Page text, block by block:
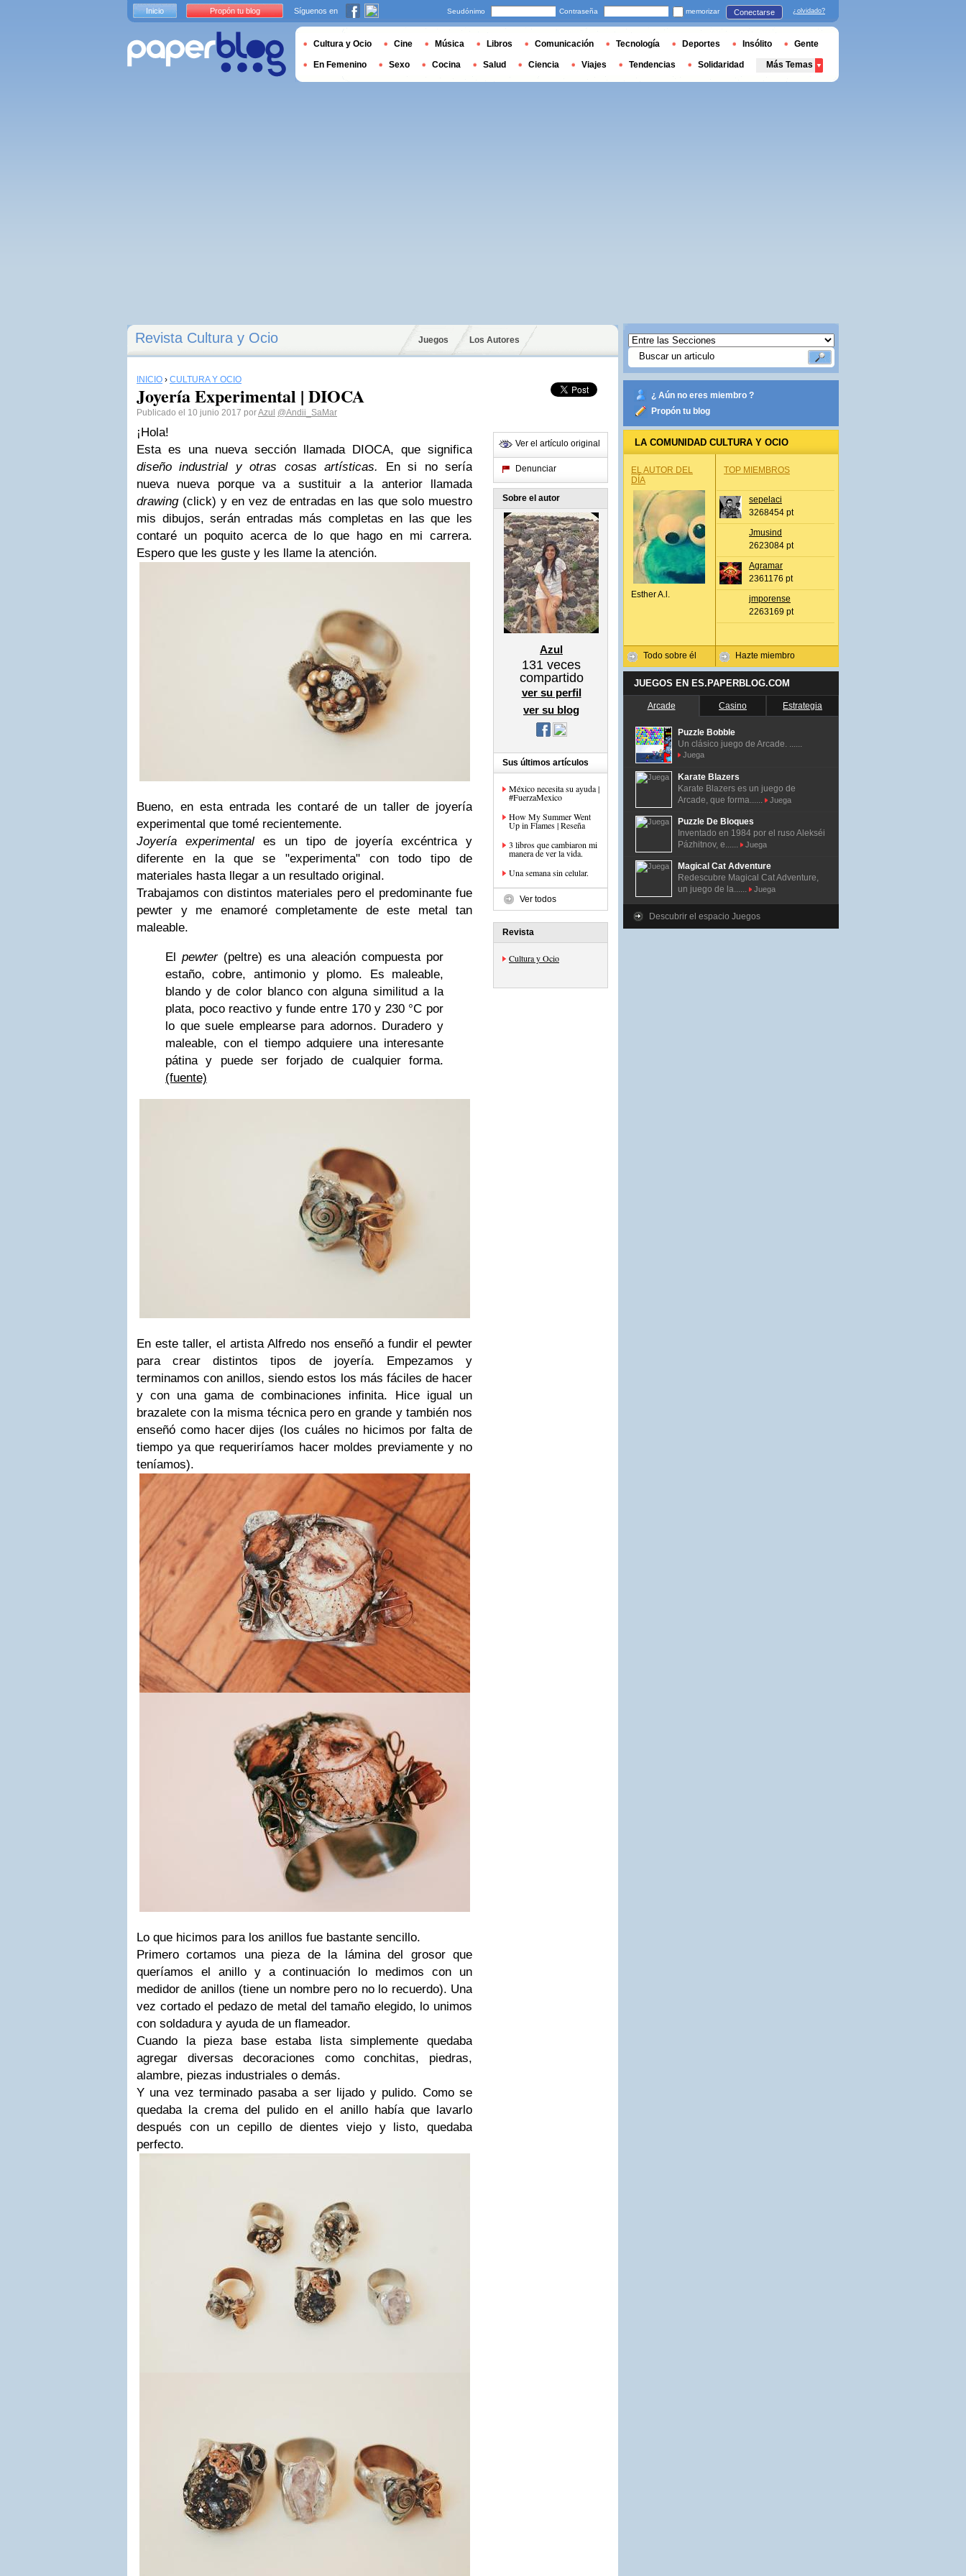
Revista Cultura y Ocio Juegos Los Autores
INICIO › CULTURA Y OCIO
Joyería Experimental | DIOCA
Publicado el 10 junio 2017 porAzul @Andii_SaMar
¡Hola!
Esta es una nueva sección llamada DIOCA, que significa
diseño industrial y otras cosas artísticas.
En si no sería
nueva nueva porque va a sustituir a la anterior llamada
drawing(click) y en vez de entradas en las que solo muestro
mis dibujos, serán entradas más completas en las que les
contaré un poquito acerca de lo que hago en mi carrera.
Espero que les guste y les llame la atención.
Bueno, en esta entrada les contaré de un taller de joyería
experimental que tomé recientemente.
Joyería experimental es un tipo de joyería excéntrica y
diferente en la que se "experimenta" con todo tipo de
materiales hasta llegar a un resultado original.
Trabajamos con distintos materiales pero el predominante fue
pewter y me enamoré completamente de este metal tan
maleable.
El pewter(peltre) es una aleación compuesta por
estaño, cobre, antimonio y plomo. Es maleable,
blando y de color blanco con alguna similitud a la
plata, poco reactivo y funde entre 170 y 230 °C por
lo que suele emplearse para adornos. Duradero y
maleable, con el tiempo adquiere una interesante
pátina y puede ser forjado de cualquier forma.
(fuente)
En este taller, el artista Alfredo nos enseñó a fundir el pewter
para crear distintos tipos de joyería. Empezamos y
terminamos con anillos, siendo estos los más fáciles de hacer
y con una gama de combinaciones infinita. Hice igual un
brazalete con la misma técnica pero en grande y también nos
enseñó como hacer dijes (los cuáles no hicimos por falta de
tiempo ya que requeriríamos hacer moldes previamente y no
teníamos).
Lo que hicimos para los anillos fue bastante sencillo.
Primero cortamos una pieza de la lámina del grosor que
queríamos el anillo y a continuación lo medimos con un
medidor de anillos (tiene un nombre pero no lo recuerdo). Una
vez cortado el pedazo de metal del tamaño elegido, lo unimos
con soldadura y ayuda de un flameador.
Cuando la pieza base estaba lista simplemente quedaba
agregar diversas decoraciones como conchitas, piedras,
alambre, piezas industriales o demás.
Y una vez terminado pasaba a ser lijado y pulido. Como se
quedaba la crema del pulido en el anillo había que lavarlo
después con un cepillo de dientes viejo y listo, quedaba
perfecto.
Ver el artículo original
Denunciar
Sobre el autor
Azul
131 veces
compartido
ver su perfil
ver su blog
Sus últimos artículos
México necesita su ayuda |
#FuerzaMexico
How My Summer Went
Up in Flames | Reseña
3 libros que cambiaron mi
manera de ver la vida.
Una semana sin celular.
Ver todos
Revista
Cultura y Ocio
¿ Aún no eres miembro ?
Propón tu blog
LA COMUNIDAD CULTURA Y OCIO
EL AUTOR DEL
DÍA
Esther A.l.
Todo sobre él
TOP MIEMBROS
sepelaci
3268454 pt
Jmusind
2623084 pt
Agramar
2361176 pt
jmporense
2263169 pt
Hazte miembro
JUEGOS EN ES.PAPERBLOG.COM
Arcade Casino Estrategia
Puzzle Bobble
Un clásico juego de Arcade. ......
Juega
Karate Blazers
Karate Blazers es un juego de
Arcade, que forma......
Juega
Puzzle De Bloques
Inventado en 1984 por el ruso Alekséi
Pázhitnov, e......
Juega
Magical Cat Adventure
Redescubre Magical Cat Adventure,
un juego de la......
Juega
Descubrir el espacio Juegos
Inicio Propón tu blog Síguenos en Seudónimo Contraseña memorizar Conectarse ¿olvidado?
Cultura y Ocio Cine Música Libros Comunicación Tecnología Deportes Insólito Gente
En Femenino Sexo Cocina Salud Ciencia Viajes Tendencias Solidaridad Más Temas